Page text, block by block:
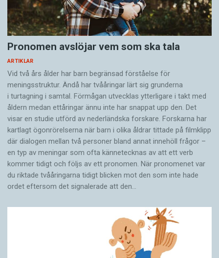
Pronomen avslöjar vem som ska tala
ARTIKLAR
Vid två års ålder har barn begränsad förståelse för
meningsstruktur. Ändå har tvååringar lärt sig grunderna
i turtagning i samtal. Förmågan utvecklas ytterligare i takt med
åldern medan ettåringar ännu inte har snappat upp den. Det
visar en studie utförd av nederländska forskare. Forskarna har
kartlagt ögonrörelserna när barn i olika åldrar tittade på filmklipp
där dialogen mellan två personer bland annat innehöll frågor –
en typ av meningar som ofta kännetecknas av att ett verb
kommer tidigt och följs av ett pronomen. När pronomenet var
du riktade tvååringarna tidigt blicken mot den som inte hade
ordet eftersom det ­signalerade att den…